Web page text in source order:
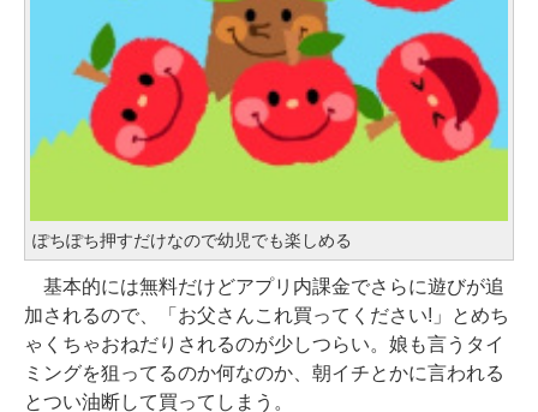
ぽちぽち押すだけなので幼児でも楽しめる
基本的には無料だけどアプリ内課金でさらに遊びが追
加されるので、「お父さんこれ買ってください!」とめち
ゃくちゃおねだりされるのが少しつらい。娘も言うタイ
ミングを狙ってるのか何なのか、朝イチとかに言われる
とつい油断して買ってしまう。